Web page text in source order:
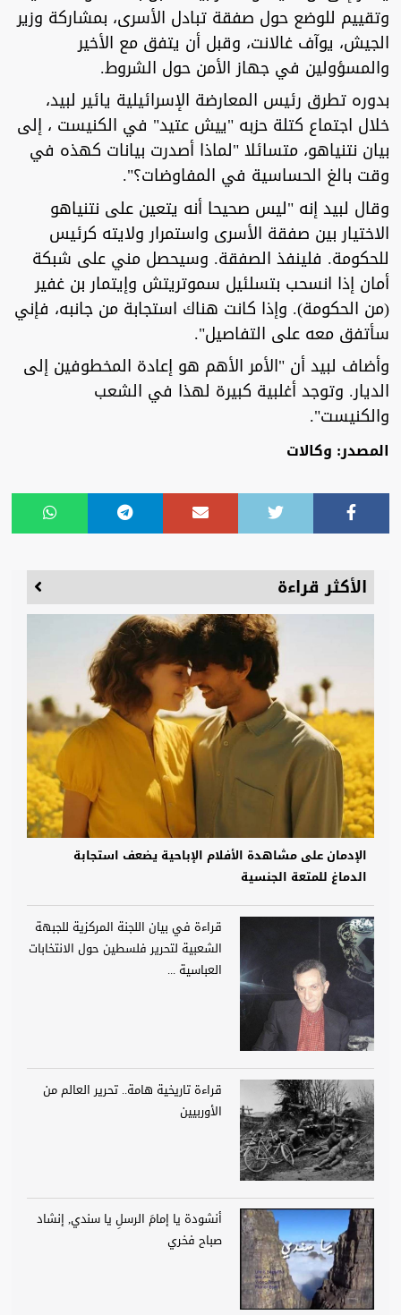
وتقييم للوضع حول صفقة تبادل الأسرى، بمشاركة وزير
الجيش، يوآف غالانت، وقبل أن يتفق مع الأخير
والمسؤولين في جهاز الأمن حول الشروط.
بدوره تطرق رئيس المعارضة الإسرائيلية يائير لبيد،
خلال اجتماع كتلة حزبه "ييش عتيد" في الكنيست ، إلى
بيان نتنياهو، متسائلا "لماذا أصدرت بيانات كهذه في
وقت بالغ الحساسية في المفاوضات؟".
وقال لبيد إنه "ليس صحيحا أنه يتعين على نتنياهو
الاختيار بين صفقة الأسرى واستمرار ولايته كرئيس
للحكومة. فلينفذ الصفقة. وسيحصل مني على شبكة
أمان إذا انسحب بتسلئيل سموتريتش وإيتمار بن غفير
(من الحكومة). وإذا كانت هناك استجابة من جانبه، فإني
سأتفق معه على التفاصيل".
وأضاف لبيد أن "الأمر الأهم هو إعادة المخطوفين إلى
الديار. وتوجد أغلبية كبيرة لهذا في الشعب
والكنيست".
المصدر: وكالات
الأكثر قراءة
الإدمان على مشاهدة الأفلام الإباحية يضعف استجابة
الدماغ للمتعة الجنسية
قراءة في بيان اللجنة المركزية للجبهة
الشعبية لتحرير فلسطين حول الانتخابات
العباسية ...
قراءة تاريخية هامة.. تحرير العالم من
الأوربيين
أنشودة يا إمامَ الرسلِ يا سندي, إنشاد
صباح فخري